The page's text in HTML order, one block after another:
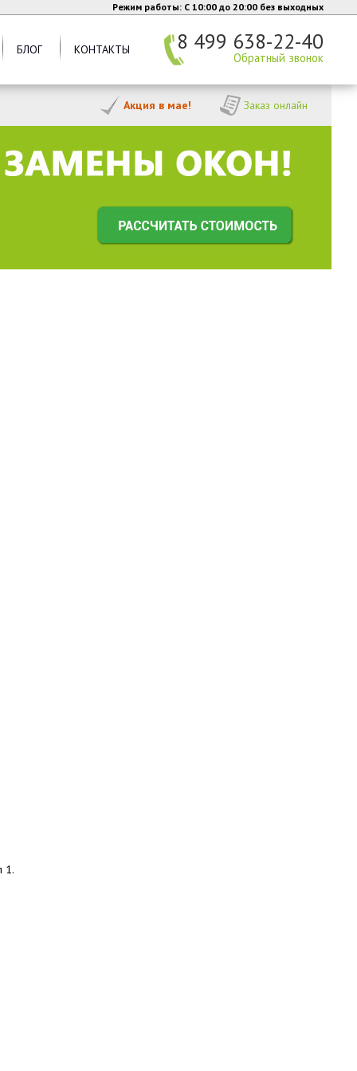
Режим работы: C 10:00 до 20:00 без выходных
БЛОГ КОНТАКТЫ 8 499 638-22-40
Обратный звонок
Акция в мае! Заказ онлайн
1.